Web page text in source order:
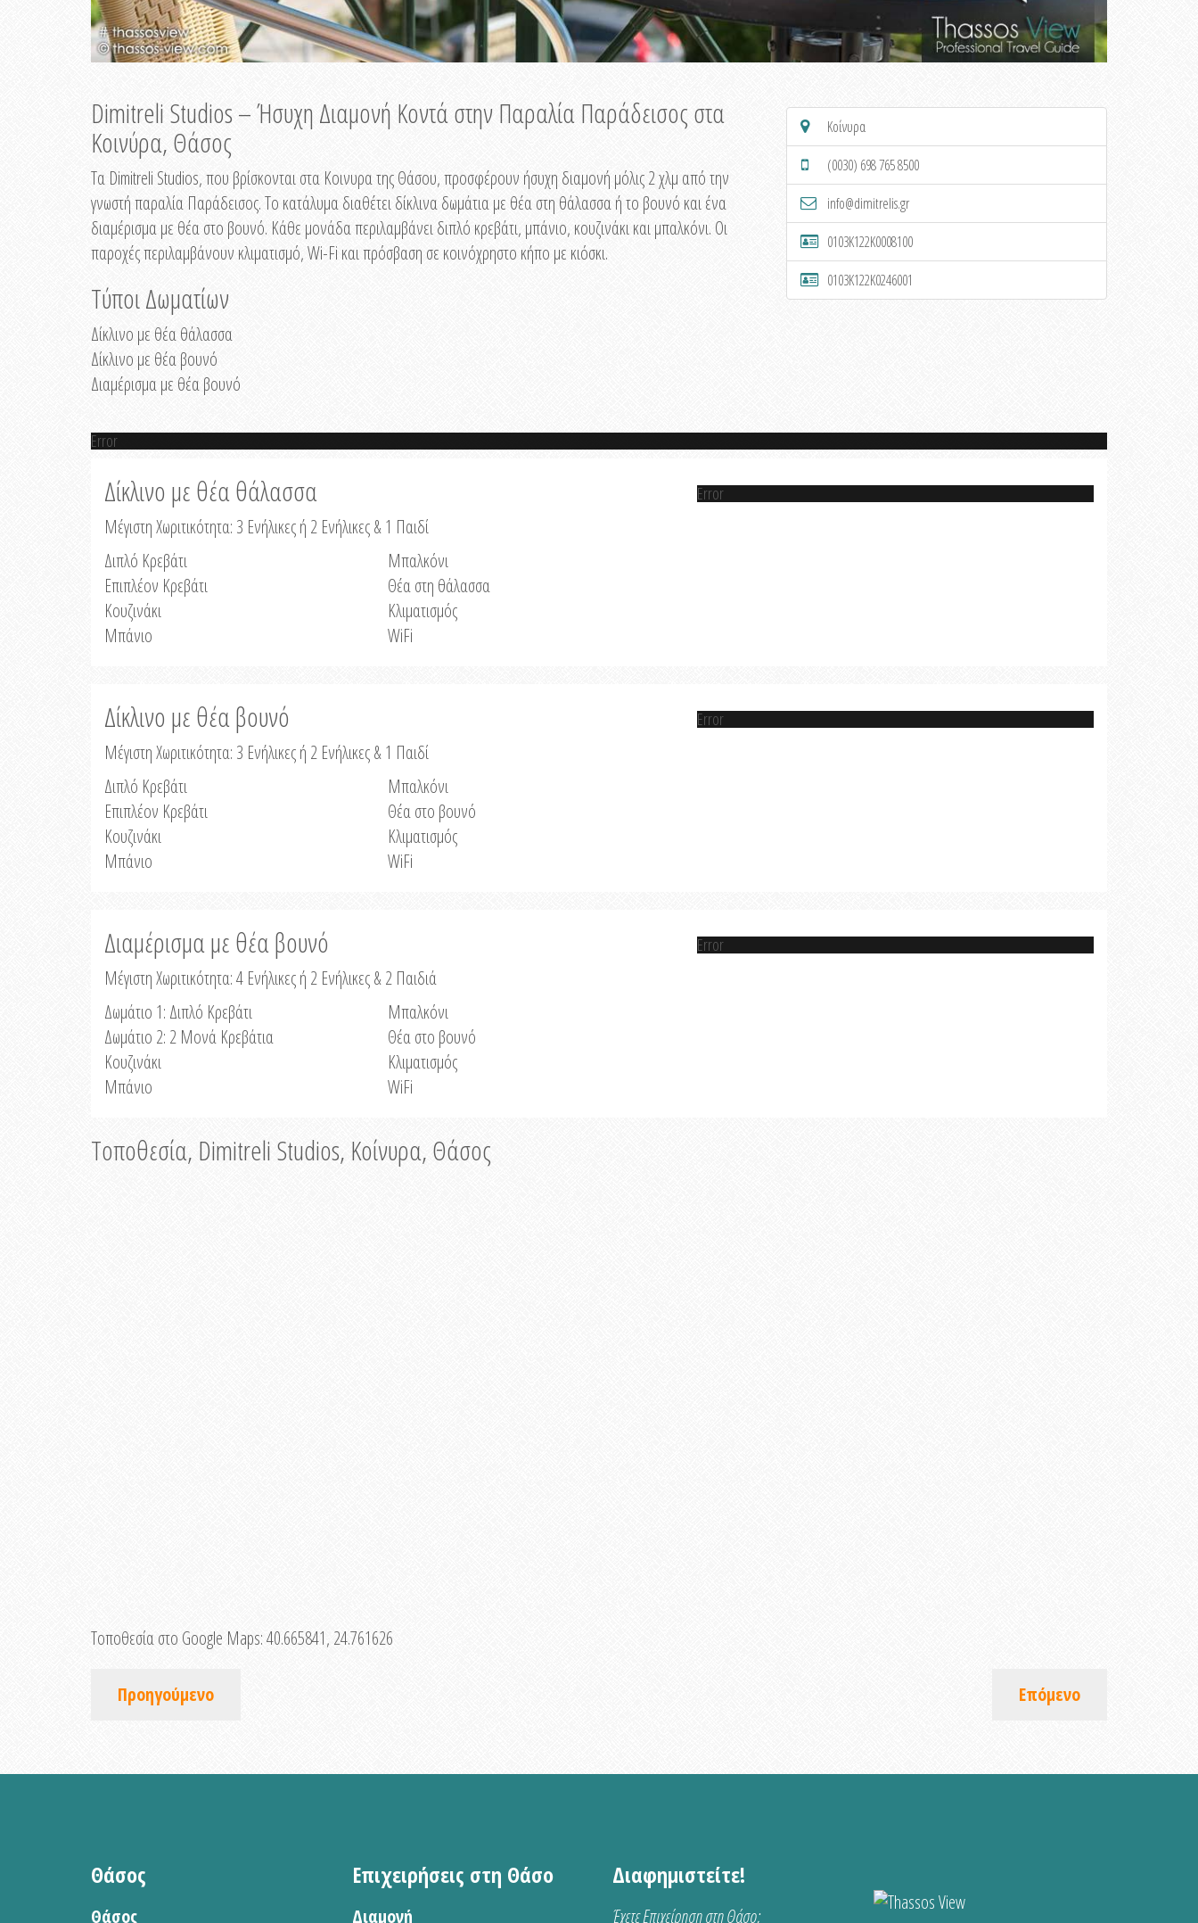
Dimitreli Studios – Ήσυχη Διαμονή Κοντά στην Παραλία Παράδεισος στα
Κοινύρα, Θάσος
Τα Dimitreli Studios, που βρίσκονται στα Κοινυρα της Θάσου, προσφέρουν ήσυχη διαμονή μόλις 2 χλμ από την
γνωστή παραλία Παράδεισος. Το κατάλυμα διαθέτει δίκλινα δωμάτια με θέα στη θάλασσα ή το βουνό και ένα
διαμέρισμα με θέα στο βουνό. Κάθε μονάδα περιλαμβάνει διπλό κρεβάτι, μπάνιο, κουζινάκι και μπαλκόνι. Οι
παροχές περιλαμβάνουν κλιματισμό, Wi-Fi και πρόσβαση σε κοινόχρηστο κήπο με κιόσκι.
Τύποι Δωματίων
Δίκλινο με θέα θάλασσα
Δίκλινο με θέα βουνό
Διαμέρισμα με θέα βουνό
Κοίνυρα
(0030) 698 765 8500
info@dimitrelis.gr
0103K122K0008100
0103K122K0246001
Error
Δίκλινο με θέα θάλασσα
Μέγιστη Χωριτικότητα: 3 Ενήλικες ή 2 Ενήλικες & 1 Παιδί
Διπλό Κρεβάτι
Επιπλέον Κρεβάτι
Κουζινάκι
Μπάνιο
Μπαλκόνι
Θέα στη θάλασσα
Κλιματισμός
WiFi
Error
Δίκλινο με θέα βουνό
Μέγιστη Χωριτικότητα: 3 Ενήλικες ή 2 Ενήλικες & 1 Παιδί
Διπλό Κρεβάτι
Επιπλέον Κρεβάτι
Κουζινάκι
Μπάνιο
Μπαλκόνι
Θέα στο βουνό
Κλιματισμός
WiFi
Error
Διαμέρισμα με θέα βουνό
Μέγιστη Χωριτικότητα: 4 Ενήλικες ή 2 Ενήλικες & 2 Παιδιά
Δωμάτιο 1: Διπλό Κρεβάτι
Δωμάτιο 2: 2 Μονά Κρεβάτια
Κουζινάκι
Μπάνιο
Μπαλκόνι
Θέα στο βουνό
Κλιματισμός
WiFi
Error
Τοποθεσία, Dimitreli Studios, Κοίνυρα, Θάσος
Τοποθεσία στο Google Maps:40.665841, 24.761626
Προηγούμενο Επόμενο
Θάσος
Θάσος
Επιχειρήσεις στη Θάσο
Διαμονή
Διαφημιστείτε!
Έχετε Επιχείρηση στη Θάσο;